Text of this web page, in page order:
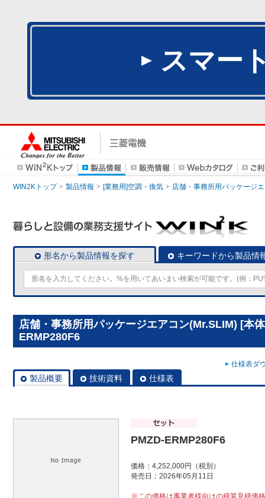
スマー
WIN2Kトップ 製品情報 [業務用]空調・換気 店舗・事務所用パッケージ
形名から製品情報を探す キーワードから製品情
店舗・事務所用パッケージエアコン(Mr.SLIM) [本
ERMP280F6
仕様表ダ
製品概要 技術資料 仕様表
PMZD-ERMP280F6
価格：4,252,000円（税別）
発売日：2026年05月11日